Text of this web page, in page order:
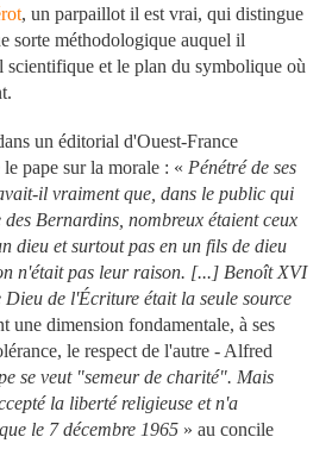
, un parpaillot il est vrai, qui distingue
sorte méthodologique auquel il
scientifique et le plan du symbolique où
un éditorial d'Ouest-France
pape sur la morale : « Pénétré de ses
il vraiment que, dans le public qui
Bernardins, nombreux étaient ceux
dieu et surtout pas en un fils de dieu
n'était pas leur raison. [...] Benoît XVI
de l'Écriture était la seule source
une dimension fondamentale, à ses
le respect de l'autre - Alfred
se veut "semeur de charité". Mais
la liberté religieuse et n'a
le 7 décembre 1965 » au concile